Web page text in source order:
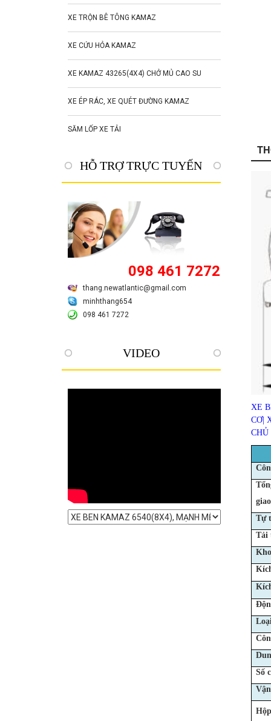
XE TRỘN BÊ TÔNG KAMAZ
XE CỨU HỎA KAMAZ
XE KAMAZ 43265(4X4) CHỞ MỦ CAO SU
XE ÉP RÁC, XE QUÉT ĐƯỜNG KAMAZ
SĂM LỐP XE TẢI
HỖ TRỢ TRỰC TUYẾN
098 461 7272
thang.newatlantic@gmail.com
minhthang654
098 461 7272
VIDEO
XE
CƠ|
CHỦ
Tự
Tải
Số